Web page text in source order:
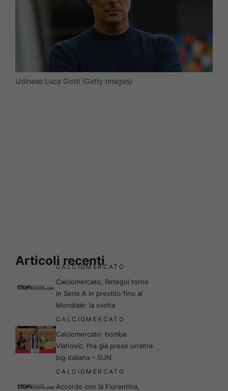
Udinese Luca Gotti (Getty Images)
Articoli recenti
CALCIOMERCATO
Calciomercato, Retegui torna
in Serie A in prestito fino al
Mondiale: la svolta
CALCIOMERCATO
Calciomercato: bomba
Vlahovic, l’ha già preso un’altra
big italiana – SUN
CALCIOMERCATO
Accordo con la Fiorentina,